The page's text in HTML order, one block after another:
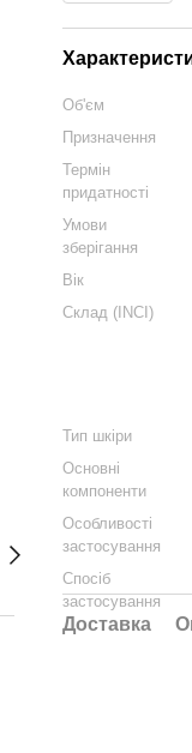
Об'єм
Призначення
Термін
придатності
Умови
зберігання
Вік
Склад (INCI)
Тип шкіри
Основні
компоненти
Особливості
застосування
Спосіб
застосування
Доставка